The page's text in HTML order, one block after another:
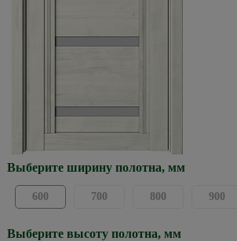
Выберите ширину полотна, мм
600 700 800 900
Выберите высоту полотна, мм